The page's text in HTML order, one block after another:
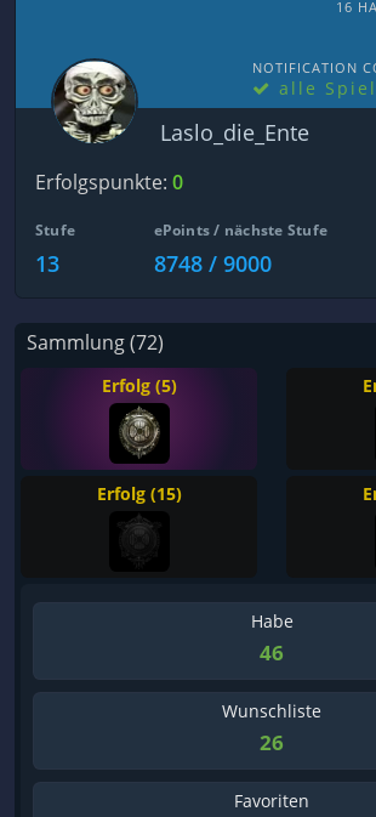
16
NOTIFICATION
alle
Laslo_die_Ente
Erfolgspunkte: 0
Stufe
13
ePoints / nächste Stufe
8748 / 9000
Sammlung (72)
Erfolg (5)
Erfolg (15)
Habe
46
Wunschliste
26
Favoriten